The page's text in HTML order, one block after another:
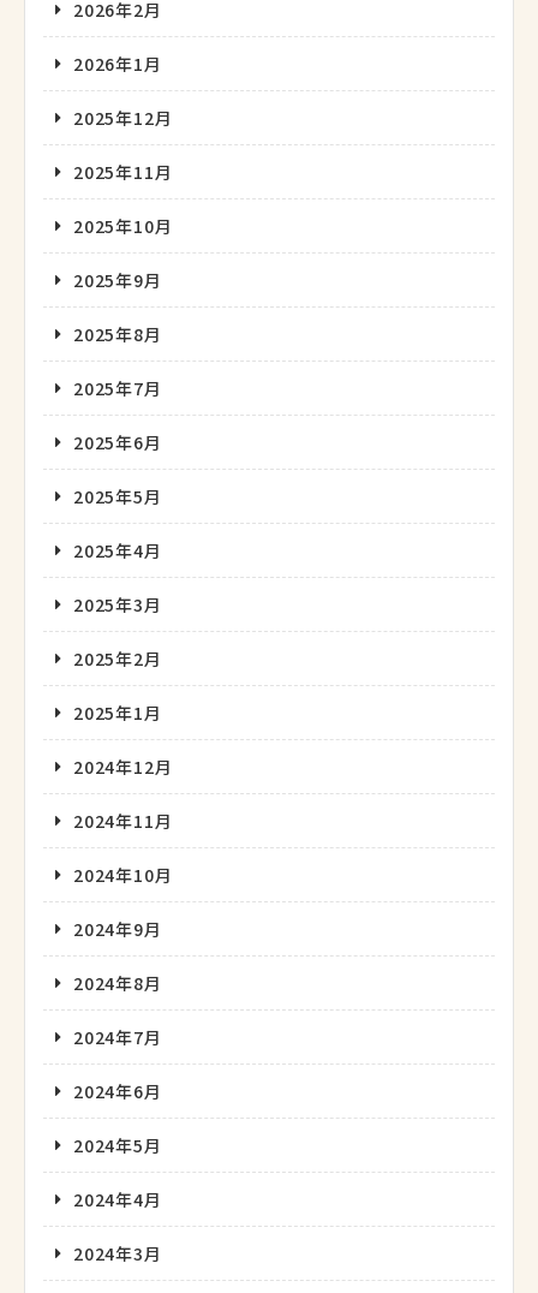
2026年2月
2026年1月
2025年12月
2025年11月
2025年10月
2025年9月
2025年8月
2025年7月
2025年6月
2025年5月
2025年4月
2025年3月
2025年2月
2025年1月
2024年12月
2024年11月
2024年10月
2024年9月
2024年8月
2024年7月
2024年6月
2024年5月
2024年4月
2024年3月